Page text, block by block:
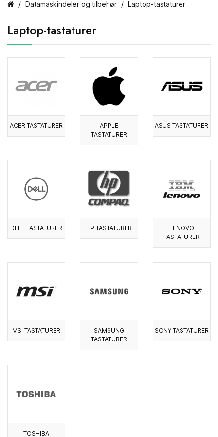
Datamaskindeler og tilbehør Laptop-tastaturer
Laptop-tastaturer
ACER TASTATURER
APPLE
TASTATURER
ASUS TASTATURER
DELL TASTATURER HP TASTATURER
LENOVO
TASTATURER
MSI TASTATURER
SAMSUNG
TASTATURER
SONY TASTATURER
TOSHIBA